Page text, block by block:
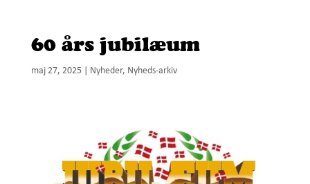
60 års jubilæum
maj 27, 2025| Nyheder, Nyheds-arkiv